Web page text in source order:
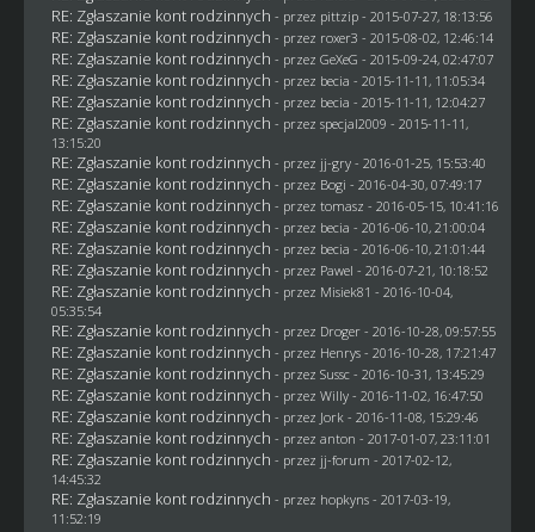
RE: Zgłaszanie kont rodzinnych - przez pittzip- 2015-07-27, 18:13:56
RE: Zgłaszanie kont rodzinnych - przez roxer3 - 2015-08-02, 12:46:14
RE: Zgłaszanie kont rodzinnych - przez GeXeG - 2015-09-24, 02:47:07
RE: Zgłaszanie kont rodzinnych - przez becia - 2015-11-11, 11:05:34
RE: Zgłaszanie kont rodzinnych - przez becia - 2015-11-11, 12:04:27
RE: Zgłaszanie kont rodzinnych - przez specjal2009 - 2015-11-11,
13:15:20
RE: Zgłaszanie kont rodzinnych - przez jj-gry- 2016-01-25, 15:53:40
RE: Zgłaszanie kont rodzinnych - przez Bogi - 2016-04-30, 07:49:17
RE: Zgłaszanie kont rodzinnych - przez tomasz - 2016-05-15, 10:41:16
RE: Zgłaszanie kont rodzinnych - przez becia - 2016-06-10, 21:00:04
RE: Zgłaszanie kont rodzinnych - przez becia - 2016-06-10, 21:01:44
RE: Zgłaszanie kont rodzinnych - przez Pawel - 2016-07-21, 10:18:52
RE: Zgłaszanie kont rodzinnych - przez Misiek81 - 2016-10-04,
05:35:54
RE: Zgłaszanie kont rodzinnych - przez Droger- 2016-10-28, 09:57:55
RE: Zgłaszanie kont rodzinnych - przez Henrys- 2016-10-28, 17:21:47
RE: Zgłaszanie kont rodzinnych - przez Sussc- 2016-10-31, 13:45:29
RE: Zgłaszanie kont rodzinnych - przez Willy- 2016-11-02, 16:47:50
RE: Zgłaszanie kont rodzinnych - przez Jork- 2016-11-08, 15:29:46
RE: Zgłaszanie kont rodzinnych - przez anton - 2017-01-07, 23:11:01
RE: Zgłaszanie kont rodzinnych - przez jj-forum - 2017-02-12,
14:45:32
RE: Zgłaszanie kont rodzinnych - przez hopkyns- 2017-03-19,
11:52:19